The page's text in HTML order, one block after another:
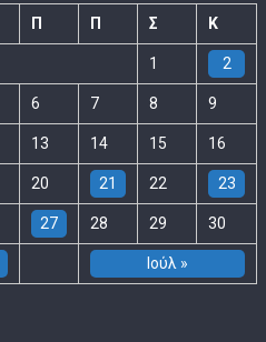
Π Π Σ Κ
Ιούλ »
1 2
6 7 8 9
13 14 15 16
20 21 22 23
27 28 29 30